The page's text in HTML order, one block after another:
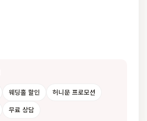
웨딩홀 할인
허니문 프로모션
무료 상담